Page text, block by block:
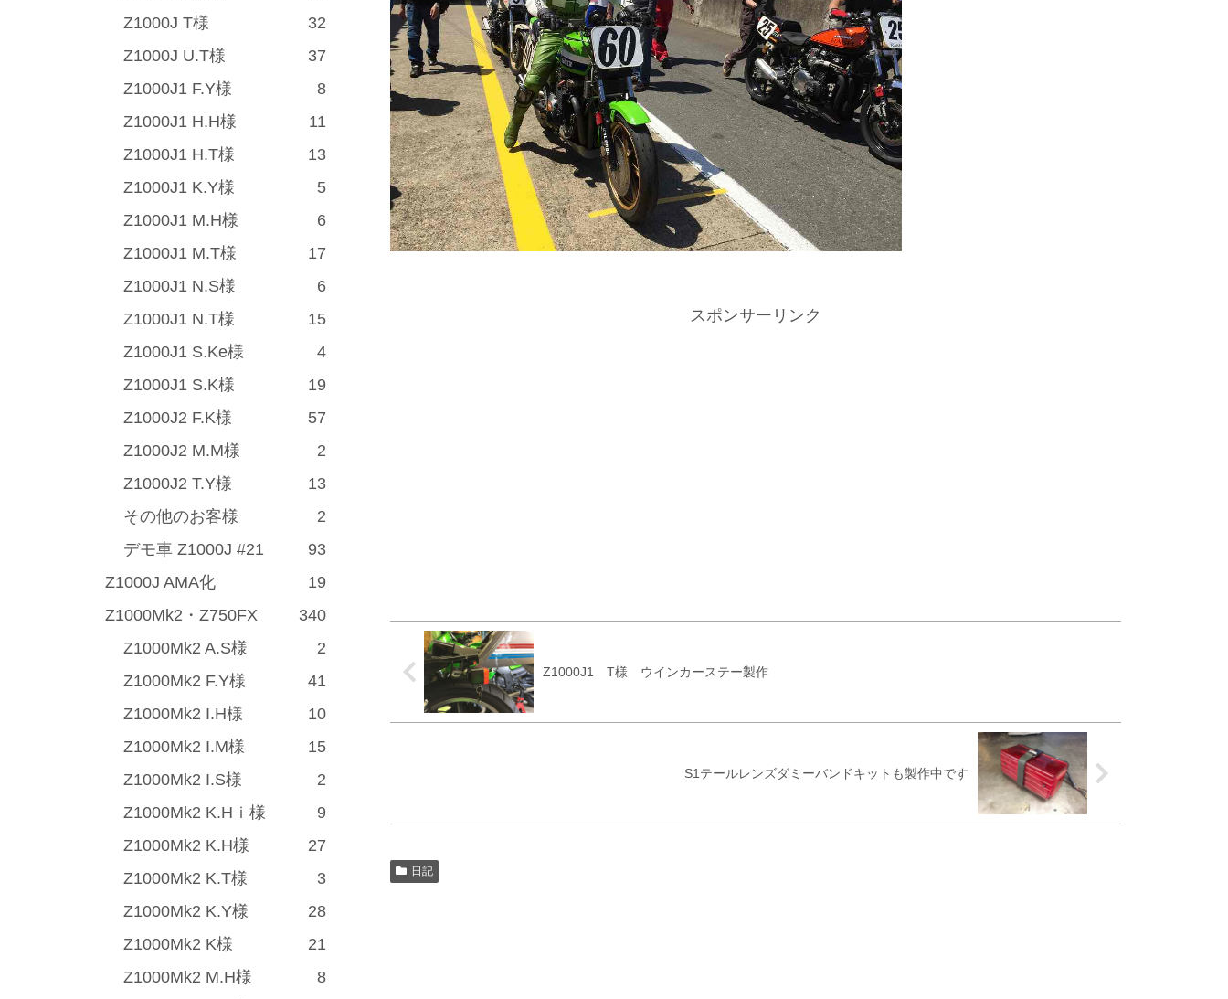
スポンサーリンク
Z1000J1 T様 ウインカーステー製作
S1テールレンズダミーバンドキットも製作中です
日記
Z1000J T様
32
Z1000J U.T様
37
Z1000J1 F.Y様
8
Z1000J1 H.H様
11
Z1000J1 H.T様
13
Z1000J1 K.Y様
5
Z1000J1 M.H様
6
Z1000J1 M.T様
17
Z1000J1 N.S様
6
Z1000J1 N.T様
15
Z1000J1 S.Ke様
4
Z1000J1 S.K様
19
Z1000J2 F.K様
57
Z1000J2 M.M様
2
Z1000J2 T.Y様
13
その他のお客様
2
デモ車 Z1000J #21
93
Z1000J AMA化
19
Z1000Mk2・Z750FX
340
Z1000Mk2 A.S様
2
Z1000Mk2 F.Y様
41
Z1000Mk2 I.H様
10
Z1000Mk2 I.M様
15
Z1000Mk2 I.S様
2
Z1000Mk2 K.Hｉ様
9
Z1000Mk2 K.H様
27
Z1000Mk2 K.T様
3
Z1000Mk2 K.Y様
28
Z1000Mk2 K様
21
Z1000Mk2 M.H様
8